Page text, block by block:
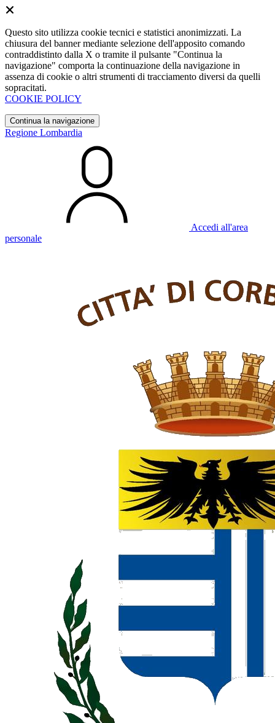
Questo sito utilizza cookie tecnici e statistici anonimizzati. La
chiusura del banner mediante selezione dell'apposito comando
contraddistinto dalla X o tramite il pulsante "Continua la
navigazione" comporta la continuazione della navigazione in
assenza di cookie o altri strumenti di tracciamento diversi da quelli
sopracitati.
COOKIE POLICY
Continua la navigazione
Regione Lombardia
Accedi all'area
personale